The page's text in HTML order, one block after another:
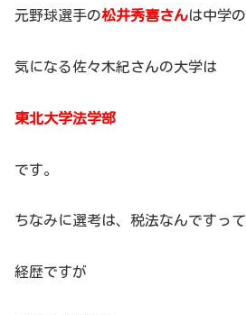
元野球選手の松井秀喜さんは中学
気になる佐々木紀さんの大学は
東北大学法学部
です。
ちなみに選考は、税法なんですって
経歴ですが